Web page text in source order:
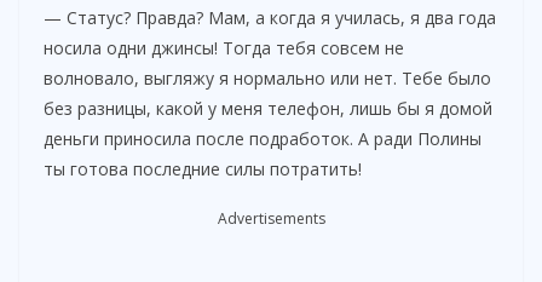
— Статус? Правда? Мам, а когда я училась, я два года
носила одни джинсы! Тогда тебя совсем не
волновало, выгляжу я нормально или нет. Тебе было
без разницы, какой у меня телефон, лишь бы я домой
деньги приносила после подработок. А ради Полины
ты готова последние силы потратить!
Advertisements